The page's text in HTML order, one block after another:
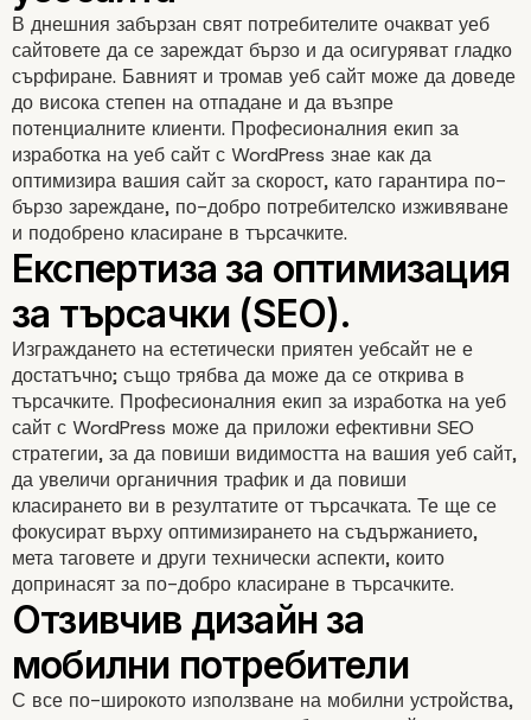
Подобрени мерки за
сигурност
Оптимизирана
В днешния забързан свят потребителите очакват уеб
сайтовете да се зареждат бързо и да осигуряват гладко
сърфиране. Бавният и тромав уеб сайт може да доведе
до висока степен на отпадане и да възпре
потенциалните клиенти. Професионалния екип за
изработка на уеб сайт с WordPress знае как да
оптимизира вашия сайт за скорост, като гарантира по-
бързо зареждане, по-добро потребителско изживяване
и подобрено класиране в търсачките.
Изграждането на естетически приятен уебсайт не е
достатъчно; също трябва да може да се открива в
търсачките. Професионалния екип за изработка на уеб
сайт с WordPress може да приложи ефективни SEO
стратегии, за да повиши видимостта на вашия уеб сайт,
да увеличи органичния трафик и да повиши
класирането ви в резултатите от търсачката. Те ще се
фокусират върху оптимизирането на съдържанието,
мета таговете и други технически аспекти, които
допринасят за по-добро класиране в търсачките.
С все по-широкото използване на мобилни устройства,